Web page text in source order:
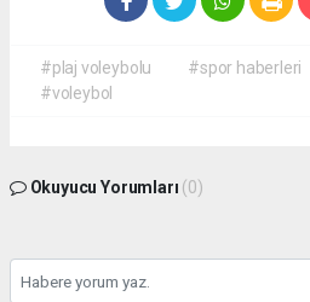
#plaj voleybolu #spor haberleri
#voleybol
Okuyucu Yorumları (0)